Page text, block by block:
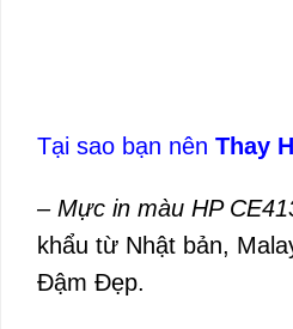
Tại sao bạn nên Thay
– Mực in màu HP
khẩu từ Nhật bản,
Đậm Đẹp.